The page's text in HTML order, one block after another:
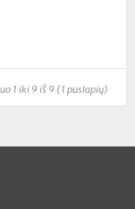
1 iki 9 iš 9 (1 puslapių)